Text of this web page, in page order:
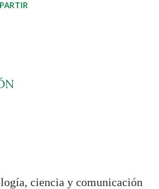
ciencia y comunicación